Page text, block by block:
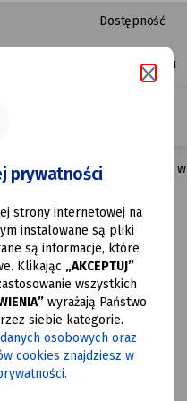
Dostępność
Ułatwienia dostępu
Platforma zakupowa
stężenia kwasu moczowego
kwasu
Brackich
zdrowie!
prywatności
strony internetowej na
instalowane są pliki
są informacje, które
Klikając „AKCEPTUJ”
wszystkich
wyrażają Państwo
siebie kategorie.
osobowych oraz
cookies znajdziesz w